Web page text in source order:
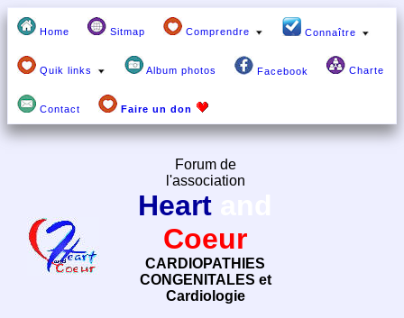
Home Sitmap Comprendre Connaître
Quik links Album photos Facebook Charte
Contact Faire un don
Forum de
l'association
Heart
Coeur
CARDIOPATHIES
CONGENITALES et
Cardiologie